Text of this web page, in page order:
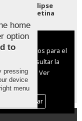
el eclipse
dañar la retina
la mitad
y el
nivel más alto
y de terceros para el
consultar la
Ver
y Cookies
Personalizar
home
option
to
pressing
device
menu